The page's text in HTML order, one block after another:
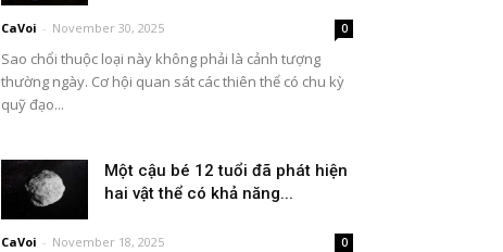
CaVoi - November 30, 2025 0
Sao chổi thuộc loại này không phải là cảnh tượng
thường ngày. Cơ hội quan sát các thiên thể có chu kỳ
quỹ đạo...
Một cậu bé 12 tuổi đã phát hiện
hai vật thể có khả năng...
CaVoi - November 18, 2025 0